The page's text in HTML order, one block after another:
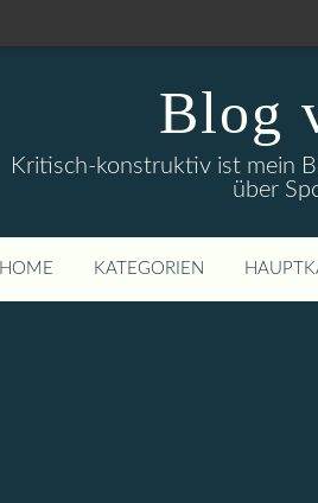
Blog
Kritisch-konstruktiv ist mein
über
HOME KATEGORIEN